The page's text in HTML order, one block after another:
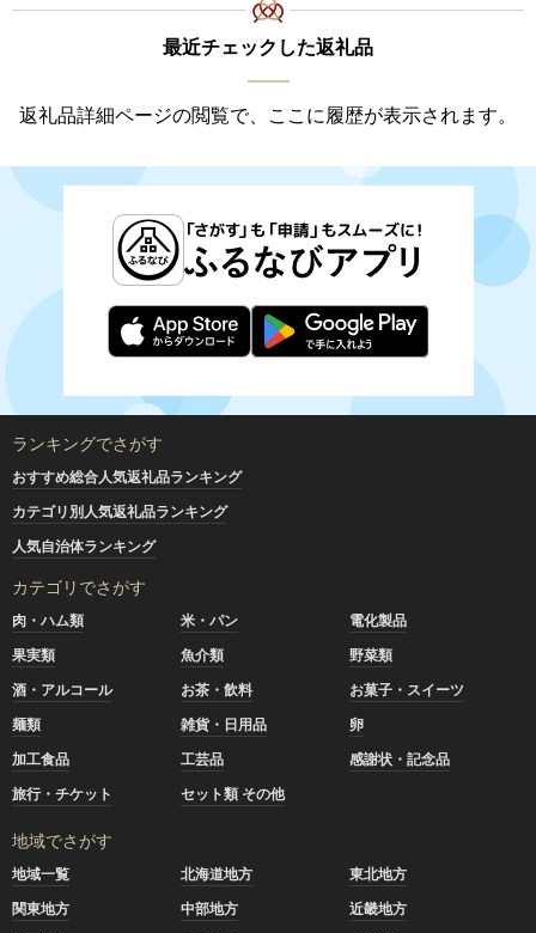
最近チェックした返礼品
返礼品詳細ページの閲覧で、ここに履歴が表示されます。
ランキングでさがす
おすすめ総合人気返礼品ランキング
カテゴリ別人気返礼品ランキング
人気自治体ランキング
カテゴリでさがす
肉・ハム類 米・パン
電化製品
果実類
魚介類
野菜類
酒・アルコール
お茶・飲料
お菓子・スイーツ
麺類
雑貨・日用品
卵
加工食品
工芸品
感謝状・記念品
旅行・チケット
セット類 その他
地域でさがす
地域一覧 北海道地方
東北地方
関東地方
中部地方
近畿地方